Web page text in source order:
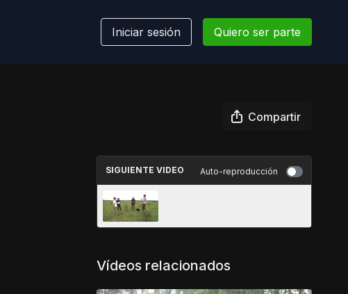
Iniciar sesión Quiero ser parte
Compartir
SIGUIENTE VIDEO Auto-reproducción
Vídeos relacionados